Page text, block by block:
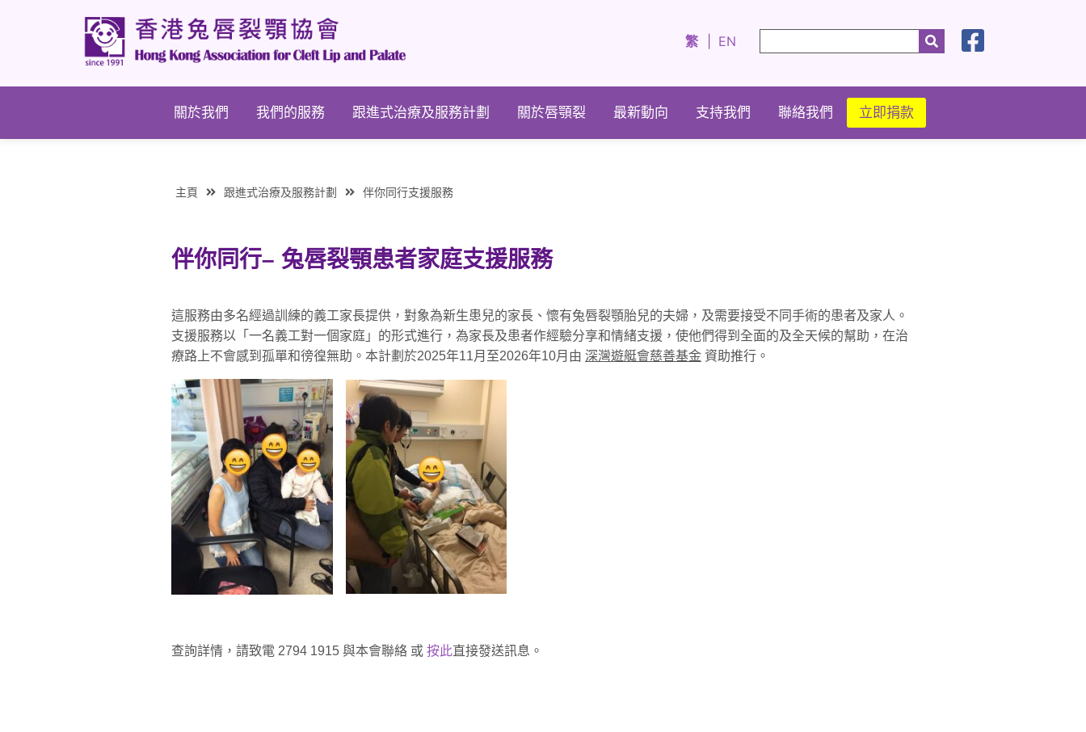
繁 EN
關於我們 我們的服務 跟進式治療及服務計劃 關於唇顎裂 最新動向 支持我們 聯絡我們 立即捐款
主頁 跟進式治療及服務計劃 伴你同行支援服務
伴你同行– 兔唇裂顎患者家庭支援服務
這服務由多名經過訓練的義工家長提供，對象為新生患兒的家長、懷有兔唇裂顎胎兒的夫婦，及需要接受不同手術的患者及家人。
支援服務以「一名義工對一個家庭」的形式進行，為家長及患者作經驗分享和情緒支援，使他們得到全面的及全天候的幫助，在治
療路上不會感到孤單和徬徨無助。本計劃於2025年11月至2026年10月由 深灣遊艇會慈善基金 資助推行。
查詢詳情，請致電 2794 1915 與本會聯絡 或 按此直接發送訊息。